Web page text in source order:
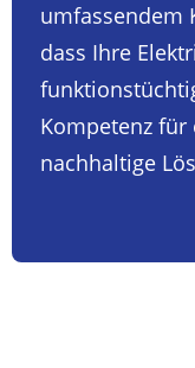
umfassendem
dass Ihre
Kompetenz für
nachhaltige